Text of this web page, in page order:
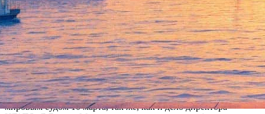
полностью. В прошлый четверг зампрокурора Новосибирска
Игорь Стасюлис отозвал апелляцию на решение мирового
суда о закрытии дела, возбужденного по ч. 2 ст. 5.26 КоАП РФ
«Умышленное публичное осквернение религиозной или
богослужебной литературы, предметов религиозного
почитания, знаков или эмблем мировоззренческой символики
и атрибутики либо их порча или уничтожение».
Напомним, что дело режиссера Кулябина было закрыто
мировым судом 10 марта, так же, как и дело директора